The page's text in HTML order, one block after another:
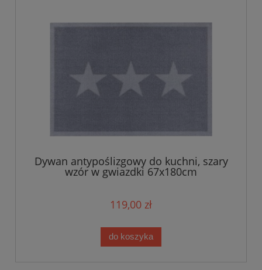
Dywan antypoślizgowy do kuchni, szary
wzór w gwiazdki 67x180cm
119,00 zł
do koszyka